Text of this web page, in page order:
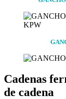
Cadenas
de cadena